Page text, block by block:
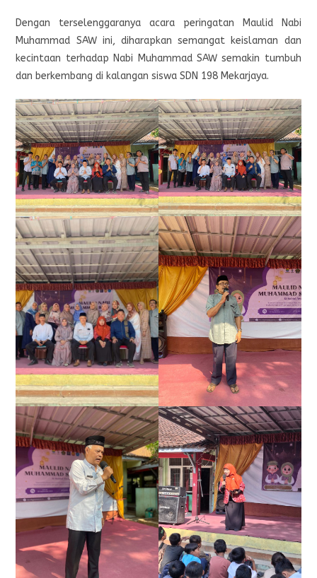
Dengan terselenggaranya acara peringatan Maulid Nabi
Muhammad SAW ini, diharapkan semangat keislaman dan
kecintaan terhadap Nabi Muhammad SAW semakin tumbuh
dan berkembang di kalangan siswa SDN 198 Mekarjaya.